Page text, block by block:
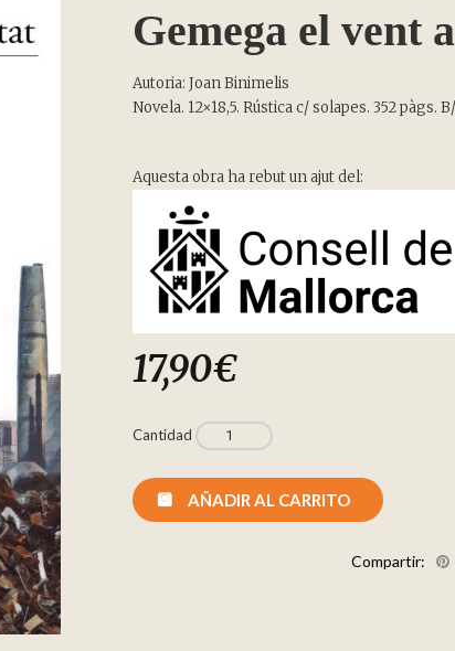
Gemega el vent
Autoria: Joan Binimelis
Novela. 12×18,5. Rústica c/ solapes. 352 pàgs.
Aquesta obra ha rebut un ajut del:
17,90€
Cantidad
AÑADIR AL CARRITO
Compartir: